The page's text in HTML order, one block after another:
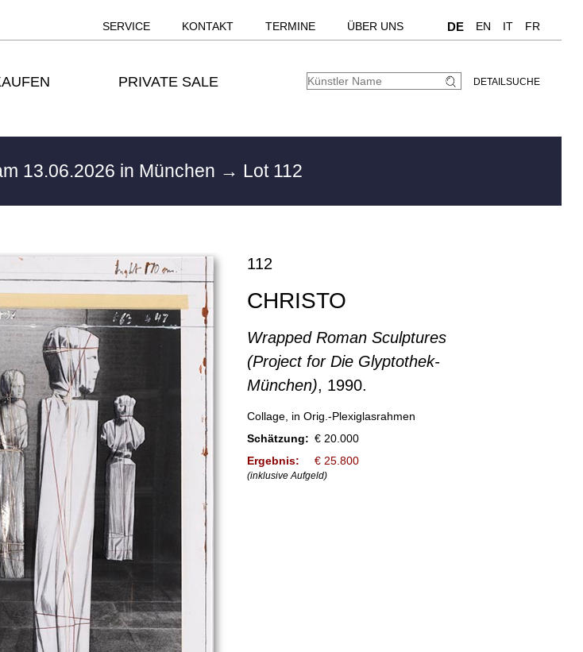
SERVICE KONTAKT TERMINE ÜBER UNS DE EN IT FR
PRIVATE SALE DETAILSUCHE
13.06.2026 in München → Lot 112
112
CHRISTO
Wrapped Roman Sculptures
(Project for Die Glyptothek-
München), 1990.
Collage, in Orig.-Plexiglasrahmen
Schätzung: € 20.000
Ergebnis:
€ 25.800
(inklusive Aufgeld)